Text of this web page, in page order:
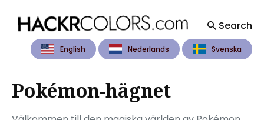
Search
English Nederlands Svenska
Search
Blog
Pokémon-hägnet